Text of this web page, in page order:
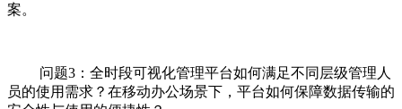
案。
问题3：全时段可视化管理平台如何满足不同层级管理人
员的使用需求？在移动办公场景下，平台如何保障数据传输的